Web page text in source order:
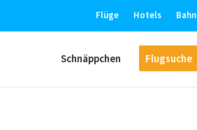
Flüge Hotels Bahn
Schnäppchen Flugsuche